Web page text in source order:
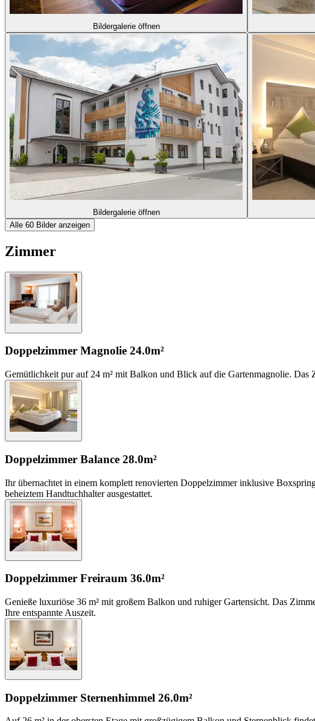
Bildergalerie öffnen
Bildergalerie öffnen
Alle 60 Bilder anzeigen
Zimmer
Doppelzimmer Magnolie 24.0m²
Gemütlichkeit pur auf 24 m² mit Balkon und Blick auf die Gartenmagnolie. Das
Doppelzimmer Balance 28.0m²
Ihr übernachtet in einem komplett renovierten Doppelzimmer inklusive
beheiztem Handtuchhalter ausgestattet.
Doppelzimmer Freiraum 36.0m²
Genieße luxuriöse 36 m² mit großem Balkon und ruhiger Gartensicht. Das
Ihre entspannte Auszeit.
Doppelzimmer Sternenhimmel 26.0m²